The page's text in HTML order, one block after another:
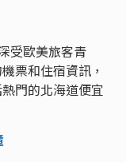
受歐美旅客青
票和住宿資訊，
門的北海道便宜